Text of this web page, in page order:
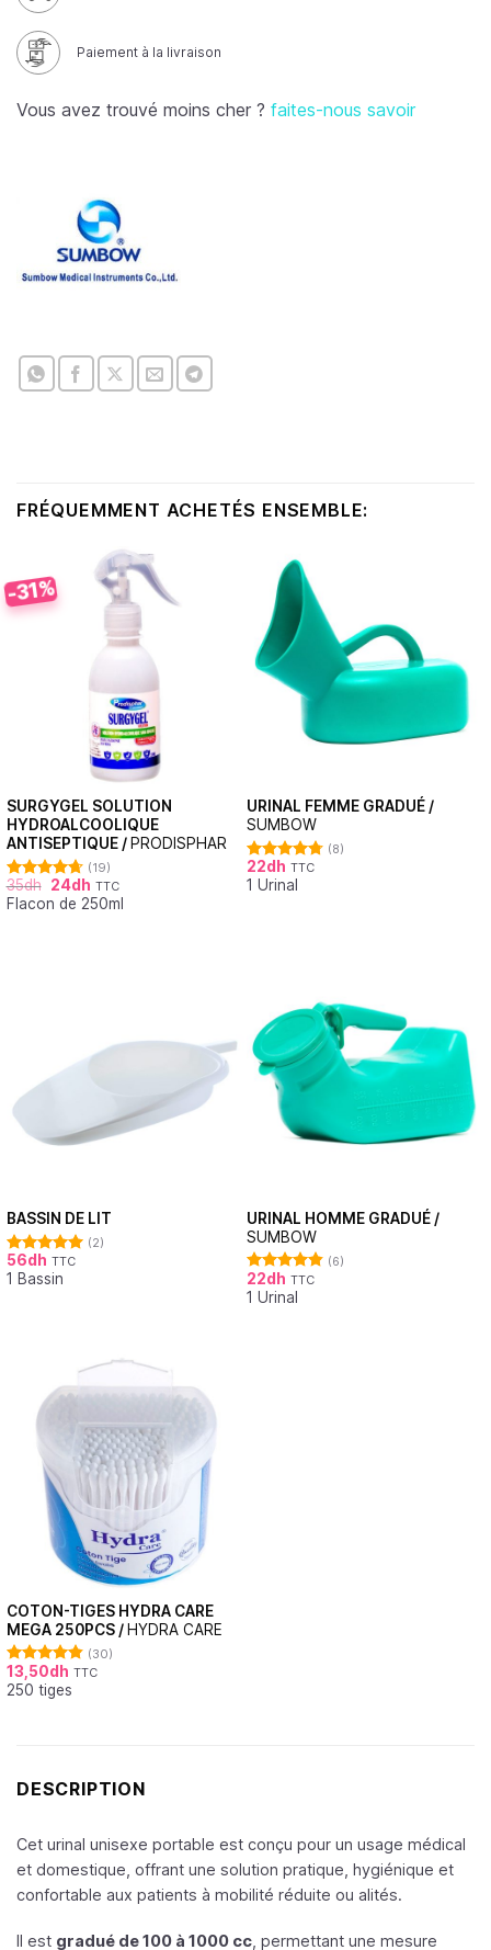
Paiement à la livraison
Vous avez trouvé moins cher ? faites-nous savoir
FRÉQUEMMENT ACHETÉS ENSEMBLE:
-31%
SURGYGEL SOLUTION
HYDROALCOOLIQUE
ANTISEPTIQUE / PRODISPHAR
Note
4.68
sur 5
(19)
35dh 24dh TTC
Flacon de 250ml
URINAL FEMME GRADUÉ /
SUMBOW
Note4.75
sur 5
(8)
22dh TTC
1 Urinal
BASSIN DE LIT
Note5.00
sur 5
(2)
56dh TTC
1 Bassin
URINAL HOMME GRADUÉ /
SUMBOW
Note4.83
sur 5
(6)
22dh TTC
1 Urinal
COTON-TIGES HYDRA CARE
MEGA 250PCS / HYDRA CARE
Note4.87
sur 5
(30)
13,50dh TTC
250 tiges
DESCRIPTION
Cet urinal unisexe portable est conçu pour un usage médical
et domestique, offrant une solution pratique, hygiénique et
confortable aux patients à mobilité réduite ou alités.
Il est gradué de 100 à 1000 cc , permettant une mesure